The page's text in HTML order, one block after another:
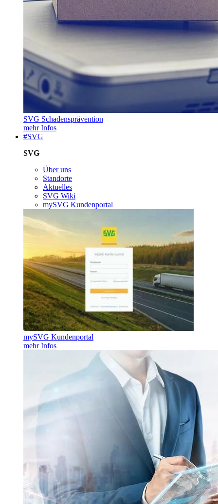
SVG Schadensprävention
mehr Infos
#SVG
SVG
Über uns
Standorte
Aktuelles
SVG Wiki
mySVG Kundenportal
mySVG Kundenportal
mehr Infos